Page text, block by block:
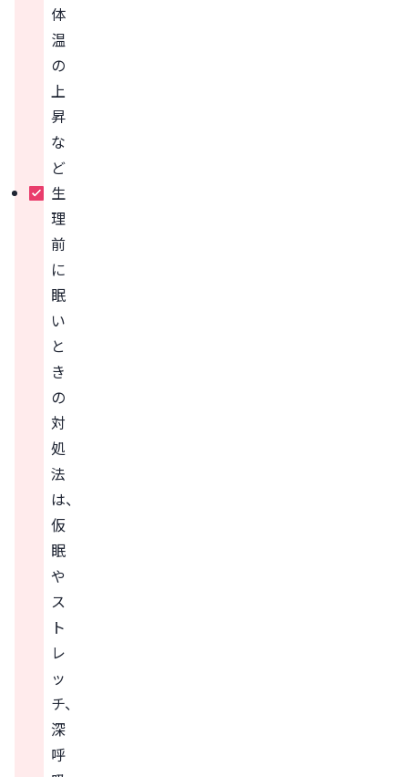
体
温
の
上
昇
な
ど
生
理
前
に
眠
い
と
き
の
対
処
法
は、
仮
眠
や
ス
ト
レ
ッ
チ、
深
呼